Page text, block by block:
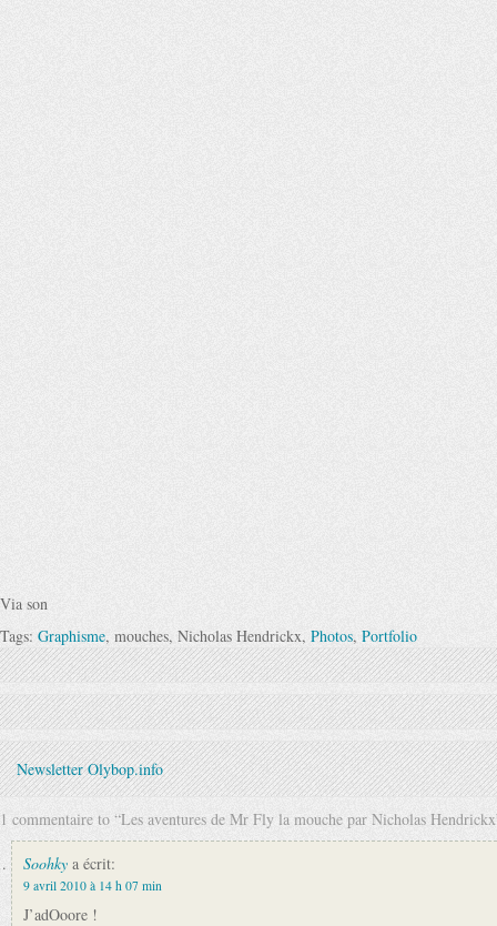
Via son
Tags: Graphisme, mouches, Nicholas Hendrickx, Photos, Portfolio
Newsletter Olybop.info
1 commentaire to “Les aventures de Mr Fly la mouche par Nicholas
Soohky a écrit:
9 avril 2010 à 14 h 07 min
J’adOoore !